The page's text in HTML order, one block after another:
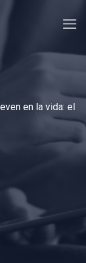
en la vida: el